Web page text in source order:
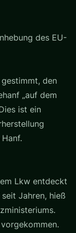
des EU-
den
„auf dem
ist ein
Lkw entdeckt
Jahren, hieß